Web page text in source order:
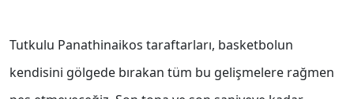
Tutkulu Panathinaikos taraftarları, basketbolun
kendisini gölgede bırakan tüm bu gelişmelere rağmen